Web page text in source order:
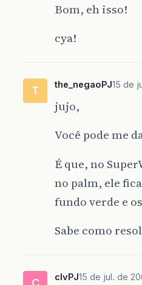
Bom, eh isso!
cya!
T the_negaoPJ15 de
jujo,
Você pode me
É que, no
no palm, ele
fundo verde e
Sabe como
clvPJ15 de jul. de